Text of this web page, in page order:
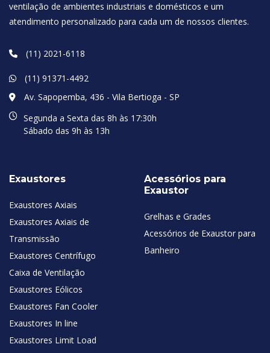
ventilação de ambientes industriais e domésticos e um
atendimento personalizado para cada um de nossos clientes.
(11) 2021-6118
(11) 91371-4492
Av. Sapopemba, 436 - Vila Bertioga - SP
Segunda a Sexta das 8h às 17:30h
Sábado das 9h às 13h
Exaustores
Exaustores Axiais
Exaustores Axiais de
Transmissão
Exaustores Centrífugo
Caixa de Ventilação
Exaustores Eólicos
Exaustores Fan Cooler
Exaustores In line
Exaustores Limit Load
Acessórios para
Exaustor
Grelhas e Grades
Acessórios de Exaustor para
Banheiro